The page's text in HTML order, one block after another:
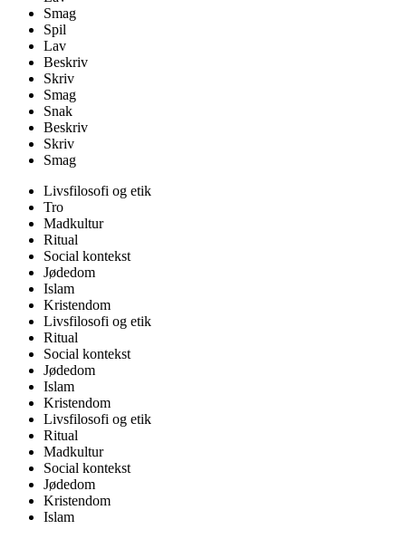
Smag
Spil
Lav
Beskriv
Skriv
Smag
Snak
Beskriv
Skriv
Smag
Livsfilosofi og etik
Tro
Madkultur
Ritual
Social kontekst
Jødedom
Islam
Kristendom
Livsfilosofi og etik
Ritual
Social kontekst
Jødedom
Islam
Kristendom
Livsfilosofi og etik
Ritual
Madkultur
Social kontekst
Jødedom
Kristendom
Islam